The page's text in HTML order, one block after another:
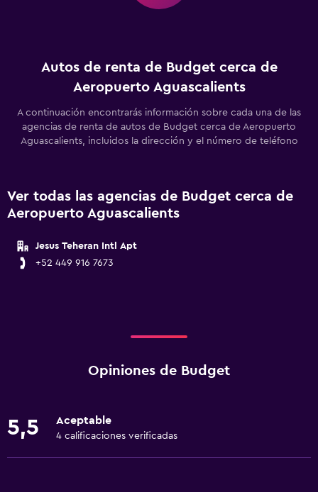
Autos de renta de Budget cerca de
Aeropuerto Aguascalients
A continuación encontrarás información sobre cada una de las
agencias de renta de autos de Budget cerca de Aeropuerto
Aguascalients, incluidos la dirección y el número de teléfono
Ver todas las agencias de Budget cerca de
Aeropuerto Aguascalients
Jesus Teheran Intl Apt
+52 449 916 7673
Opiniones de Budget
5,5 Aceptable
4 calificaciones verificadas